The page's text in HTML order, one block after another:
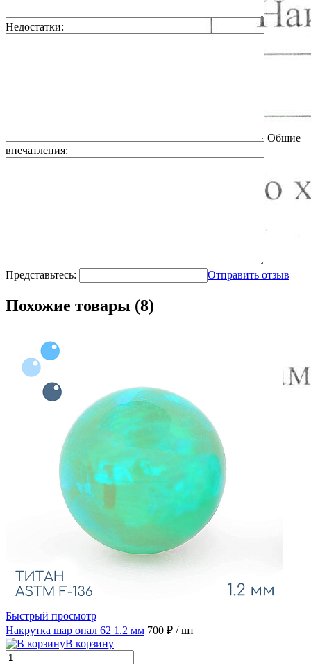
Недостатки:
Общие
впечатления:
Представьтесь: Отправить отзыв
Похожие товары (8)
Быстрый просмотр
Накрутка шар опал 62 1.2 мм 700 ₽ / шт
В корзину